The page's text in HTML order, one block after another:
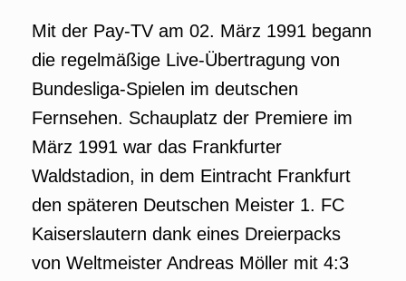
Mit der Pay-TV am 02. März 1991 begann
die regelmäßige Live-Übertragung von
Bundesliga-Spielen im deutschen
Fernsehen. Schauplatz der Premiere im
März 1991 war das Frankfurter
Waldstadion, in dem Eintracht Frankfurt
den späteren Deutschen Meister 1. FC
Kaiserslautern dank eines Dreierpacks
von Weltmeister Andreas Möller mit 4:3